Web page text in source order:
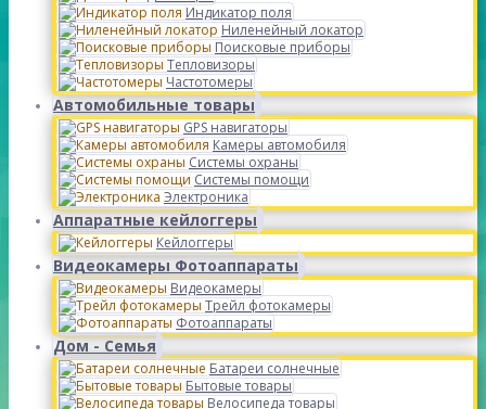
Индикатор поля
Ниленейный локатор
Поисковые приборы
Тепловизоры
Частотомеры
Автомобильные товары
GPS навигаторы
Камеры автомобиля
Системы охраны
Системы помощи
Электроника
Аппаратные кейлоггеры
Кейлоггеры
Видеокамеры Фотоаппараты
Видеокамеры
Трейл фотокамеры
Фотоаппараты
Дом - Семья
Батареи солнечные
Бытовые товары
Велосипеда товары